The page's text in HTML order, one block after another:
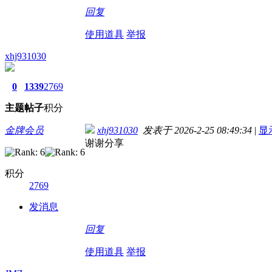
回复
使用道具 举报
xhj931030
0
主题
1339
帖子
2769
积分
金牌会员
积分
2769
发消息
xhj931030 发表于 2026-2-25 08:49:34 | 显
谢谢分享
回复
使用道具 举报